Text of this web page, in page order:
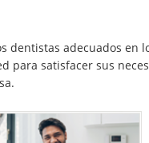
dentistas adecuados en
para satisfacer sus